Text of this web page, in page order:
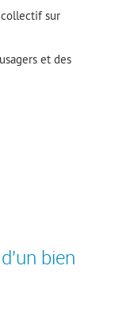
collectif sur
et des
bien